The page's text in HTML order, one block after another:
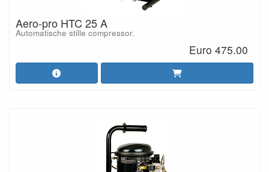
Aero-pro HTC 25 A
Automatische stille compressor.
Euro 475.00